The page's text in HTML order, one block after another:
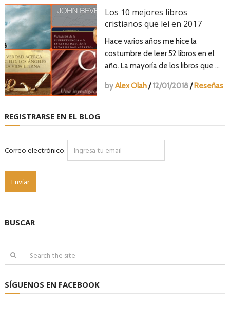
Los 10 mejores libros
cristianos que leí en 2017
Hace varios años me hice la
costumbre de leer 52 libros en el
año. La mayoría de los libros que …
byAlex Olah/ 12/01/2018/ Reseñas
REGISTRARSE EN EL BLOG
Correo electrónico:
BUSCAR
SÍGUENOS EN FACEBOOK